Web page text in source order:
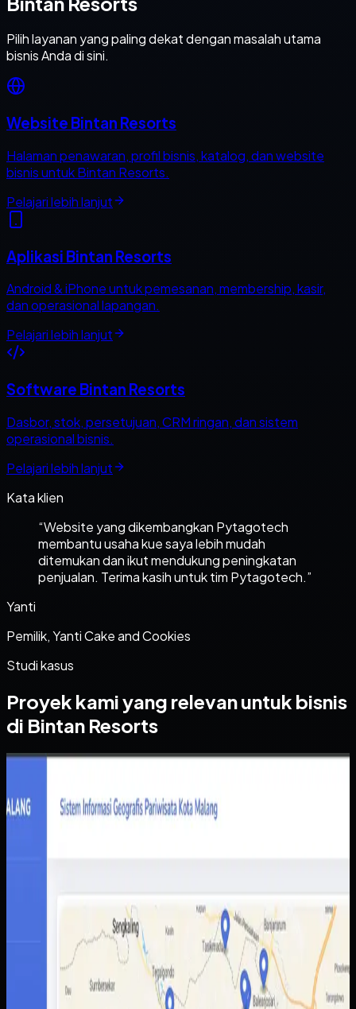
Pilih layanan yang paling dekat dengan masalah utama
bisnis Anda di sini.
Website Bintan Resorts
Halaman penawaran, profil bisnis, katalog, dan website
bisnis untuk Bintan Resorts.
Pelajari lebih lanjut
Aplikasi Bintan Resorts
Android & iPhone untuk pemesanan, membership, kasir,
dan operasional lapangan.
Pelajari lebih lanjut
Software Bintan Resorts
Dasbor, stok, persetujuan, CRM ringan, dan sistem
operasional bisnis.
Pelajari lebih lanjut
Kata klien
“Website yang dikembangkan Pytagotech
membantu usaha kue saya lebih mudah
ditemukan dan ikut mendukung peningkatan
penjualan. Terima kasih untuk tim Pytagotech.”
Yanti
Pemilik, Yanti Cake and Cookies
Studi kasus
Proyek kami yang relevan untuk bisnis
di Bintan Resorts
Sistem Informasi Geografis Pariwisata Kota Malang
Informasi destinasi wisata tersebar di berbagai sumber
dengan kualitas data yang tidak selalu konsisten.
Akibatnya wisatawan sulit membandingkan pilihan,
sementara pengelola daerah kesulitan menampilkan
potensi wisata secara lebih utuh.